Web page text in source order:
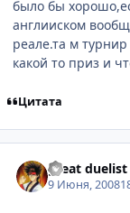
было бы
англииском
реале.та м
какой то приз и
Цитата
great duelist
9 Июня, 2008